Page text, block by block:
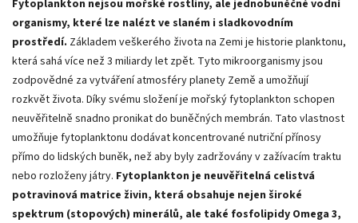
Fytoplankton nejsou mořské rostliny, ale jednobuněčné vodní
organismy, které lze nalézt ve slaném i sladkovodním
prostředí. Základem veškerého života na Zemi je historie planktonu,
která sahá více než 3 miliardy let zpět. Tyto mikroorganismy jsou
zodpovědné za vytváření atmosféry planety Země a umožňují
rozkvět života. Díky svému složení je mořský fytoplankton schopen
neuvěřitelně snadno pronikat do buněčných membrán. Tato vlastnost
umožňuje fytoplanktonu dodávat koncentrované nutriční přínosy
přímo do lidských buněk, než aby byly zadržovány v zažívacím traktu
nebo rozloženy játry. Fytoplankton je neuvěřitelná celistvá
potravinová matrice živin, která obsahuje nejen široké
spektrum (stopových) minerálů, ale také fosfolipidy Omega 3,